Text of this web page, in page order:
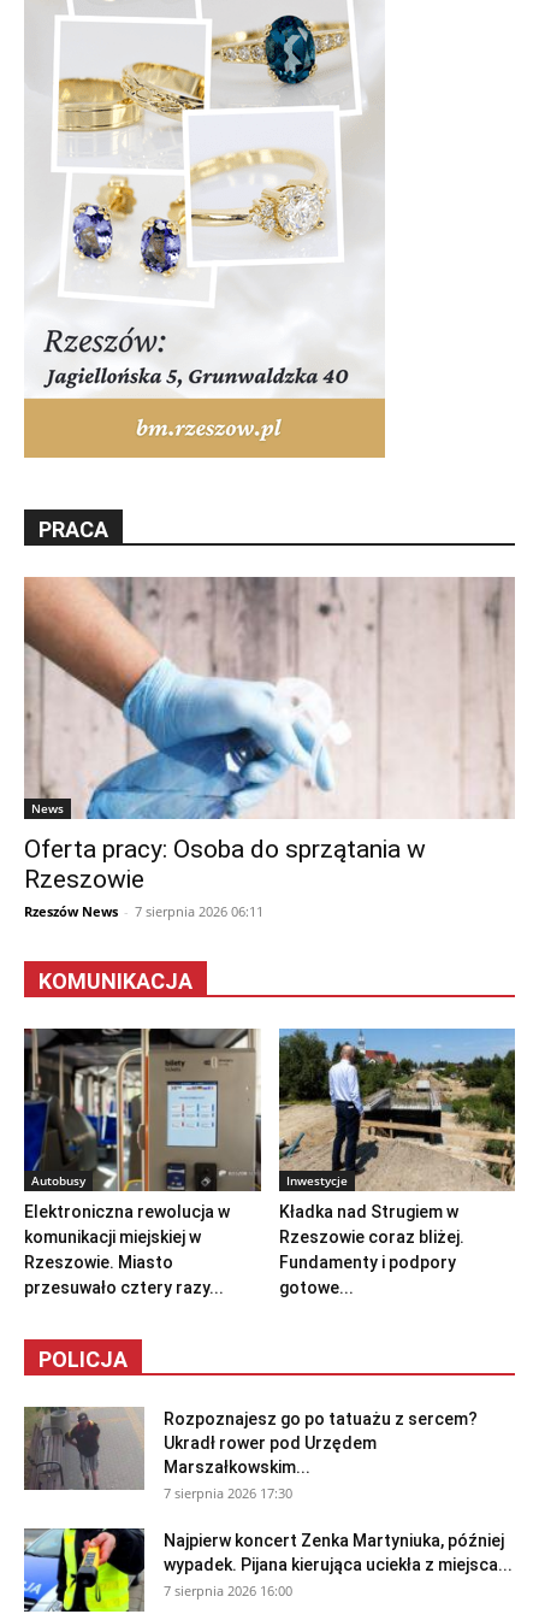
PRACA
News
Oferta pracy: Osoba do sprzątania w
Rzeszowie
Rzeszów News - 7 sierpnia 2026 06:11
KOMUNIKACJA
Autobusy
Elektroniczna rewolucja w
komunikacji miejskiej w
Rzeszowie. Miasto
przesuwało cztery razy...
Inwestycje
Kładka nad Strugiem w
Rzeszowie coraz bliżej.
Fundamenty i podpory
gotowe...
POLICJA
Rozpoznajesz go po tatuażu z sercem?
Ukradł rower pod Urzędem
Marszałkowskim...
7 sierpnia 2026 17:30
Najpierw koncert Zenka Martyniuka, później
wypadek. Pijana kierująca uciekła z miejsca...
7 sierpnia 2026 16:00